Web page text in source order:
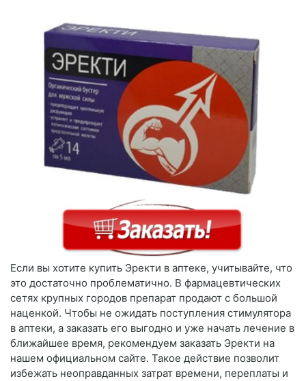
Если вы хотите купить Эректи в аптеке, учитывайте, что
это достаточно проблематично. В фармацевтических
сетях крупных городов препарат продают с большой
наценкой. Чтобы не ожидать поступления стимулятора
в аптеки, а заказать его выгодно и уже начать лечение в
ближайшее время, рекомендуем заказать Эректи на
нашем официальном сайте. Такое действие позволит
избежать неоправданных затрат времени, переплаты и